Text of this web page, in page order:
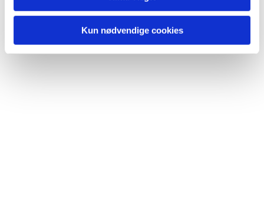
Kun nødvendige cookies